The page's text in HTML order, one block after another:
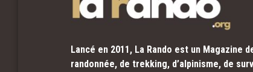
Lancé en 2011, La Rando est un Magazine
randonnée, de trekking, d’alpinisme, de